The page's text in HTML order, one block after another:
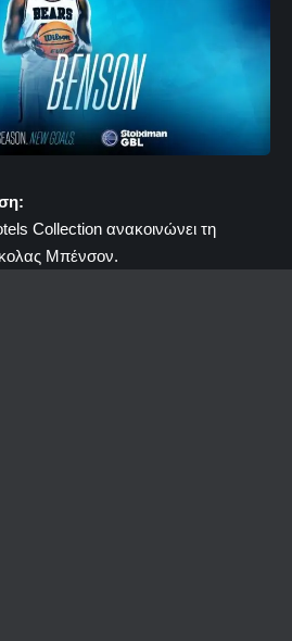
Collection ανακοινώνει τη
Μπένσον.